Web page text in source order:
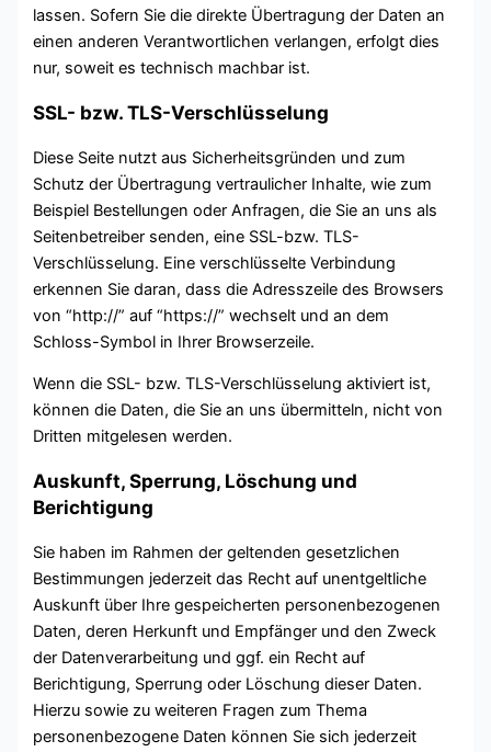
lassen. Sofern Sie die direkte Übertragung der Daten an
einen anderen Verantwortlichen verlangen, erfolgt dies
nur, soweit es technisch machbar ist.
SSL- bzw. TLS-Verschlüsselung
Diese Seite nutzt aus Sicherheitsgründen und zum
Schutz der Übertragung vertraulicher Inhalte, wie zum
Beispiel Bestellungen oder Anfragen, die Sie an uns als
Seitenbetreiber senden, eine SSL-bzw. TLS-
Verschlüsselung. Eine verschlüsselte Verbindung
erkennen Sie daran, dass die Adresszeile des Browsers
von “http://” auf “https://” wechselt und an dem
Schloss-Symbol in Ihrer Browserzeile.
Wenn die SSL- bzw. TLS-Verschlüsselung aktiviert ist,
können die Daten, die Sie an uns übermitteln, nicht von
Dritten mitgelesen werden.
Auskunft, Sperrung, Löschung und
Berichtigung
Sie haben im Rahmen der geltenden gesetzlichen
Bestimmungen jederzeit das Recht auf unentgeltliche
Auskunft über Ihre gespeicherten personenbezogenen
Daten, deren Herkunft und Empfänger und den Zweck
der Datenverarbeitung und ggf. ein Recht auf
Berichtigung, Sperrung oder Löschung dieser Daten.
Hierzu sowie zu weiteren Fragen zum Thema
personenbezogene Daten können Sie sich jederzeit